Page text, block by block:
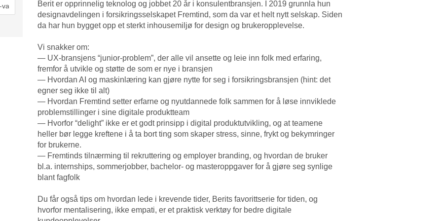
Berit er opprinnelig teknolog og jobbet 20 år i konsulentbransjen. I 2019 grunnla hun
designavdelingen i forsikringsselskapet Fremtind, som da var et helt nytt selskap. Siden
da har hun bygget opp et sterkt inhousemiljø for design og brukeropplevelse.
Vi snakker om:
— UX-bransjens “junior-problem”, der alle vil ansette og leie inn folk med erfaring,
fremfor å utvikle og støtte de som er nye i bransjen
— Hvordan AI og maskinlæring kan gjøre nytte for seg i forsikringsbransjen (hint: det
egner seg ikke til alt)
— Hvordan Fremtind setter erfarne og nyutdannede folk sammen for å løse innviklede
problemstillinger i sine digitale produktteam
— Hvorfor “delight” ikke er et godt prinsipp i digital produktutvikling, og at teamene
heller bør legge kreftene i å ta bort ting som skaper stress, sinne, frykt og bekymringer
for brukerne.
— Fremtinds tilnærming til rekruttering og employer branding, og hvordan de bruker
bl.a. internships, sommerjobber, bachelor- og masteroppgaver for å gjøre seg synlige
blant fagfolk
Du får også tips om hvordan lede i krevende tider, Berits favorittserie for tiden, og
hvorfor mentalisering, ikke empati, er et praktisk verktøy for bedre digitale